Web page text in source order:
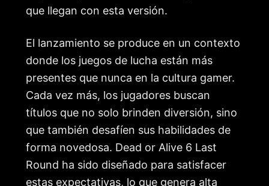
que llegan con esta versión.
El lanzamiento se produce en un contexto
donde los juegos de lucha están más
presentes que nunca en la cultura gamer.
Cada vez más, los jugadores buscan
títulos que no solo brinden diversión, sino
que también desafíen sus habilidades de
forma novedosa. Dead or Alive 6 Last
Round ha sido diseñado para satisfacer
estas expectativas, lo que genera alta